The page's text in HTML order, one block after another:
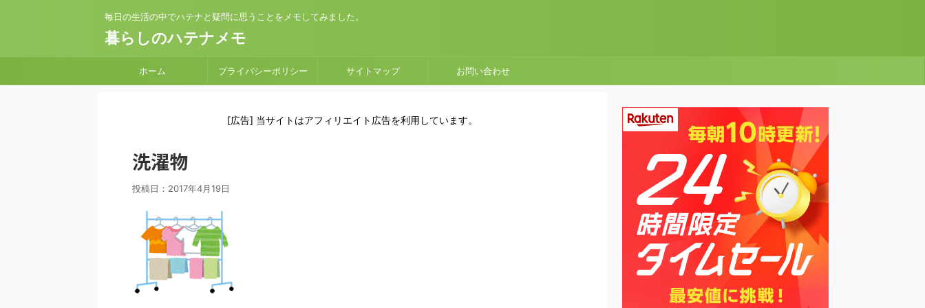
毎日の生活の中でハテナと疑問に思うことをメモしてみました。
暮らしのハテナメモ
ホーム プライバシーポリシー サイトマップ お問い合わせ
[広告] 当サイトはアフィリエイト広告を利用しています。
洗濯物
投稿日： 2017年4月19日